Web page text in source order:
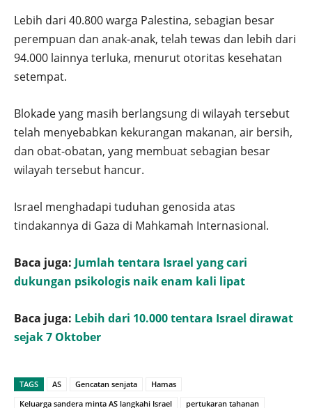
Lebih dari 40.800 warga Palestina, sebagian besar
perempuan dan anak-anak, telah tewas dan lebih dari
94.000 lainnya terluka, menurut otoritas kesehatan
setempat.
Blokade yang masih berlangsung di wilayah tersebut
telah menyebabkan kekurangan makanan, air bersih,
dan obat-obatan, yang membuat sebagian besar
wilayah tersebut hancur.
Israel menghadapi tuduhan genosida atas
tindakannya di Gaza di Mahkamah Internasional.
Baca juga: Jumlah tentara Israel yang cari
dukungan psikologis naik enam kali lipat
Baca juga: Lebih dari 10.000 tentara Israel dirawat
sejak 7 Oktober
TAGS AS Gencatan senjata
Hamas
Keluarga sandera minta AS langkahi Israel
pertukaran tahanan